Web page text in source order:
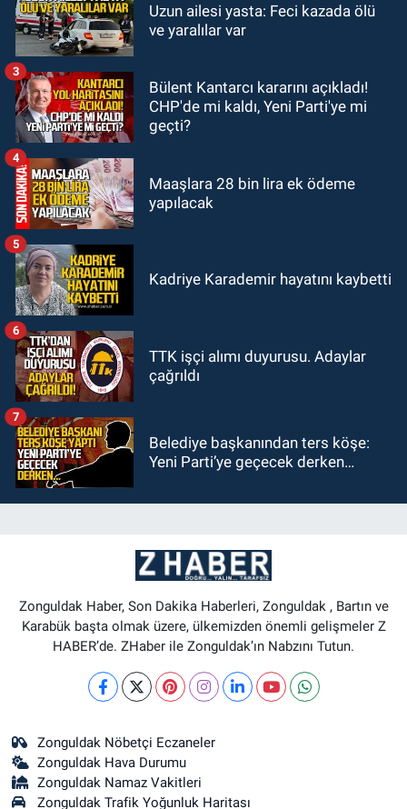
Uzun ailesi yasta: Feci kazada ölü
ve yaralılar var
Bülent Kantarcı kararını açıkladı!
CHP'de mi kaldı, Yeni Parti'ye mi
geçti?
3
Maaşlara 28 bin lira ek ödeme
yapılacak
4
Kadriye Karademir hayatını kaybetti
5
TTK işçi alımı duyurusu. Adaylar
çağrıldı
6
Belediye başkanından ters köşe:
Yeni Parti’ye geçecek derken…
7
Zonguldak Haber, Son Dakika Haberleri, Zonguldak , Bartın ve
Karabük başta olmak üzere, ülkemizden önemli gelişmeler Z
HABER’de. ZHaber ile Zonguldak’ın Nabzını Tutun.
Zonguldak Nöbetçi Eczaneler
Zonguldak Hava Durumu
Zonguldak Namaz Vakitleri
Zonguldak Trafik Yoğunluk Haritası